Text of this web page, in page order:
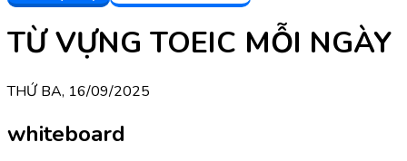
TỪ VỰNG TOEIC MỖI NGÀY
THỨ BA, 16/09/2025
whiteboard